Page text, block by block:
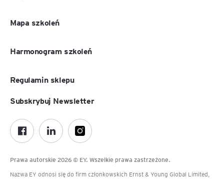
Mapa szkoleń
Harmonogram szkoleń
Regulamin sklepu
Prawa autorskie 2026 © EY. Wszelkie prawa zastrzeżone.
Nazwa EY odnosi się do firm członkowskich Ernst & Young Global Limited,
Subskrybuj Newsletter